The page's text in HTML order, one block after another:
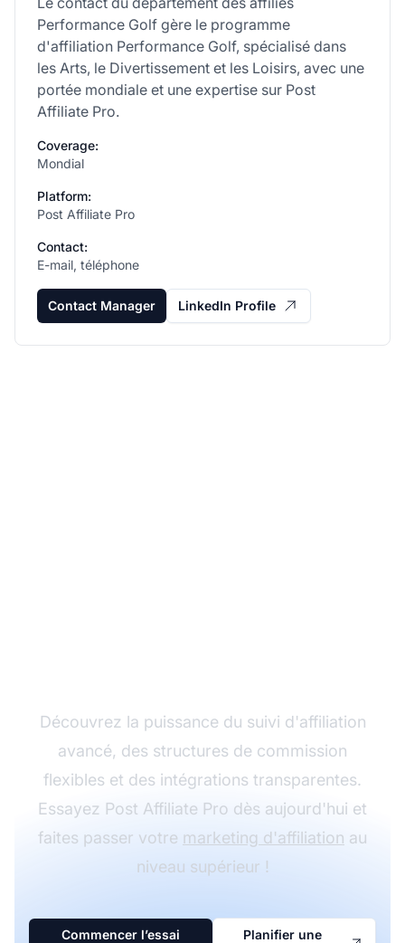
Performance Golf gère le programme
d'affiliation Performance Golf, spécialisé dans
les Arts, le Divertissement et les Loisirs, avec une
portée mondiale et une expertise sur Post
Affiliate Pro.
Coverage:
Mondial
Platform:
Post Affiliate Pro
Contact:
E-mail, téléphone
Contact Manager LinkedIn Profile
Découvrez la puissance du suivi d'affiliation
avancé, des structures de commission
flexibles et des intégrations transparentes.
Essayez Post Affiliate Pro dès aujourd'hui et
faites passer votre marketing d'affiliation au
niveau supérieur !
Commencer l’essai
Planifier une